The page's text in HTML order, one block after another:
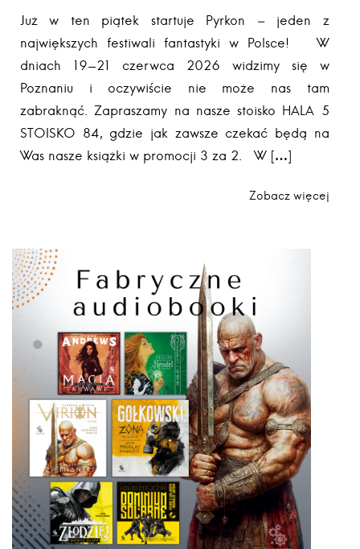
Już w ten piątek startuje Pyrkon – jeden z
największych festiwali fantastyki w Polsce! W
dniach 19-21 czerwca 2026 widzimy się w
Poznaniu i oczywiście nie może nas tam
zabraknąć. Zapraszamy na nasze stoisko HALA 5
STOISKO 84, gdzie jak zawsze czekać będą na
Was nasze książki w promocji 3 za 2. W […]
Zobacz więcej